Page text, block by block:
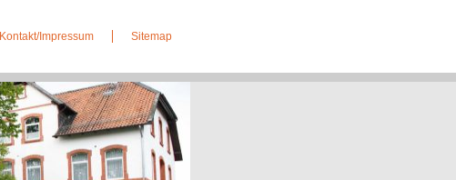
Kontakt/Impressum Sitemap